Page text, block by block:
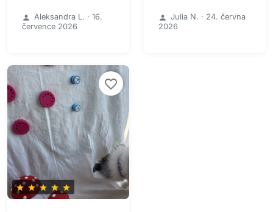
person Aleksandra L. · 16.
července 2026
person Julia N. · 24. června
2026
star star star star star
favorite_border